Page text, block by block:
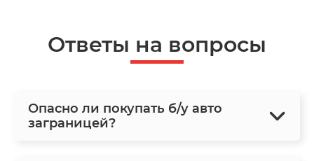
Ответы на вопросы
Опасно ли покупать б/у авто
заграницей?